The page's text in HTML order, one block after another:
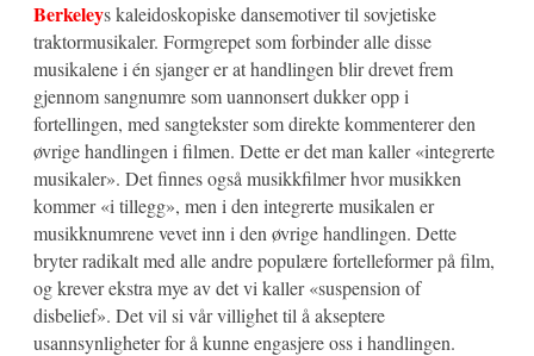
Berkeleys kaleidoskopiske dansemotiver til sovjetiske
traktormusikaler. Formgrepet som forbinder alle disse
musikalene i én sjanger er at handlingen blir drevet frem
gjennom sangnumre som uannonsert dukker opp i
fortellingen, med sangtekster som direkte kommenterer den
øvrige handlingen i filmen. Dette er det man kaller «integrerte
musikaler». Det finnes også musikkfilmer hvor musikken
kommer «i tillegg», men i den integrerte musikalen er
musikknumrene vevet inn i den øvrige handlingen. Dette
bryter radikalt med alle andre populære fortelleformer på film,
og krever ekstra mye av det vi kaller «suspension of
disbelief». Det vil si vår villighet til å akseptere
usannsynligheter for å kunne engasjere oss i handlingen.